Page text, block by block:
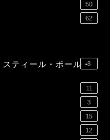
50
62
ティール・ボール・
8
11
3
15
12